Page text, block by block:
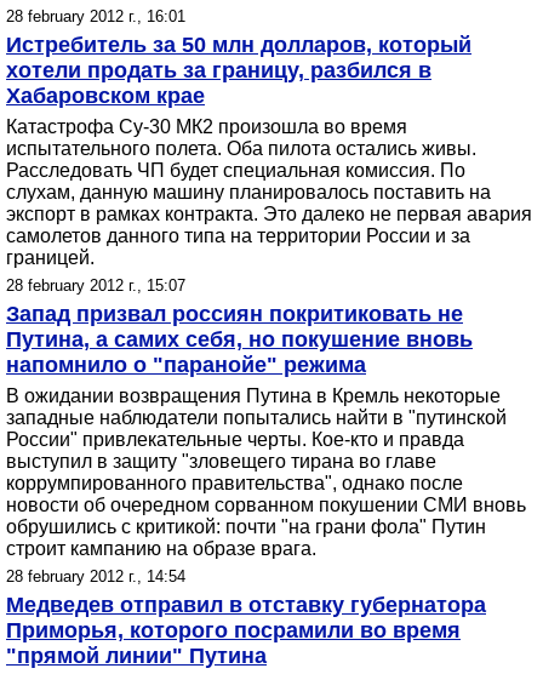
28 february 2012 г., 16:01
Истребитель за 50 млн долларов, который
хотели продать за границу, разбился в
Хабаровском крае
Катастрофа Су-30 МК2 произошла во время
испытательного полета. Оба пилота остались живы.
Расследовать ЧП будет специальная комиссия. По
слухам, данную машину планировалось поставить на
экспорт в рамках контракта. Это далеко не первая авария
самолетов данного типа на территории России и за
границей.
28 february 2012 г., 15:07
Запад призвал россиян покритиковать не
Путина, а самих себя, но покушение вновь
напомнило о "паранойе" режима
В ожидании возвращения Путина в Кремль некоторые
западные наблюдатели попытались найти в "путинской
России" привлекательные черты. Кое-кто и правда
выступил в защиту "зловещего тирана во главе
коррумпированного правительства", однако после
новости об очередном сорванном покушении СМИ вновь
обрушились с критикой: почти "на грани фола" Путин
строит кампанию на образе врага.
28 february 2012 г., 14:54
Медведев отправил в отставку губернатора
Приморья, которого посрамили во время
"прямой линии" Путина